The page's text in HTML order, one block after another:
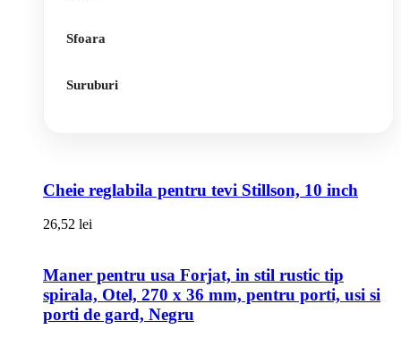
Sfoara
Suruburi
Cheie reglabila pentru tevi Stillson, 10 inch
26,52 lei
Maner pentru usa Forjat, in stil rustic tip
spirala, Otel, 270 x 36 mm, pentru porti, usi si
porti de gard, Negru